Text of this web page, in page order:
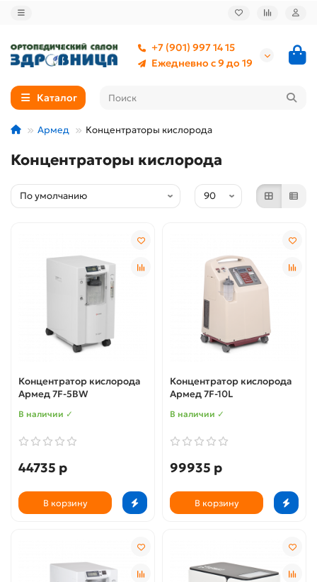
+7 (901) 997 14 15
Ежедневно с 9 до 19
Каталог
Армед Концентраторы кислорода
Концентраторы кислорода
Концентратор кислорода
Армед 7F-5BW
В наличии ✓
44735 р
В корзину
Концентратор кислорода
Армед 7F-10L
В наличии ✓
99935 р
В корзину